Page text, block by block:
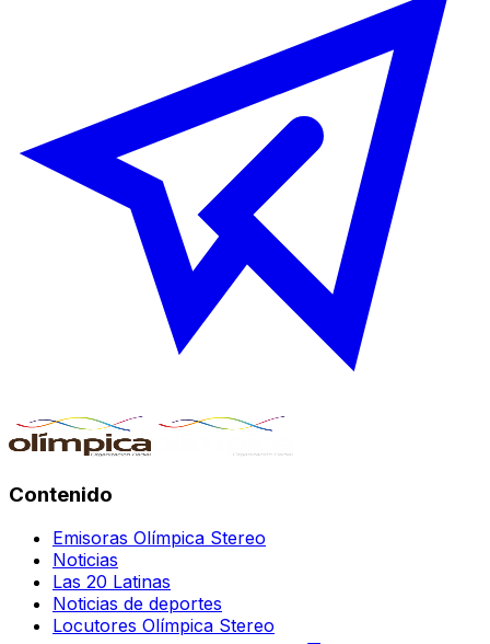
Contenido
Emisoras Olímpica Stereo
Noticias
Las 20 Latinas
Noticias de deportes
Locutores Olímpica Stereo